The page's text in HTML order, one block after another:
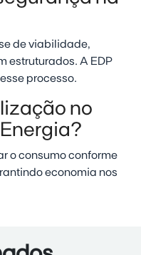
de viabilidade,
estruturados. A EDP
processo.
no
o consumo conforme
economia nos